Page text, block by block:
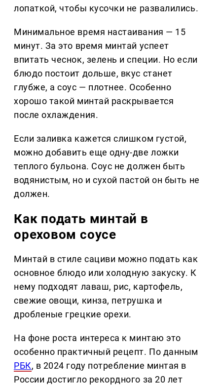
лопаткой, чтобы кусочки не развалились.
Минимальное время настаивания — 15
минут. За это время минтай успеет
впитать чеснок, зелень и специи. Но если
блюдо постоит дольше, вкус станет
глубже, а соус — плотнее. Особенно
хорошо такой минтай раскрывается
после охлаждения.
Если заливка кажется слишком густой,
можно добавить еще одну-две ложки
теплого бульона. Соус не должен быть
водянистым, но и сухой пастой он быть не
должен.
Как подать минтай в
ореховом соусе
Минтай в стиле сациви можно подать как
основное блюдо или холодную закуску. К
нему подходят лаваш, рис, картофель,
свежие овощи, кинза, петрушка и
дробленые грецкие орехи.
На фоне роста интереса к минтаю это
особенно практичный рецепт. По данным
РБК, в 2024 году потребление минтая в
России достигло рекордного за 20 лет